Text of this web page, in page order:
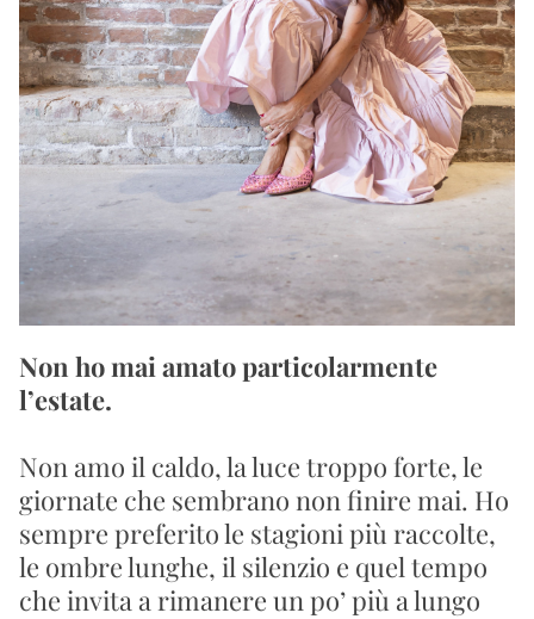
Non ho mai amato particolarmente
l’estate.
Non amo il caldo, la luce troppo forte, le
giornate che sembrano non finire mai. Ho
sempre preferito le stagioni più raccolte,
le ombre lunghe, il silenzio e quel tempo
che invita a rimanere un po’ più a lungo